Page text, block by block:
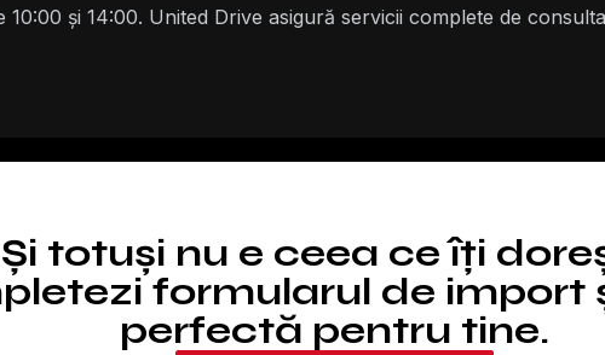
și 14:00. United Drive asigură servicii complete de
Și totuși nu e ceea ce îți
formularul de import
perfectă pentru tine.